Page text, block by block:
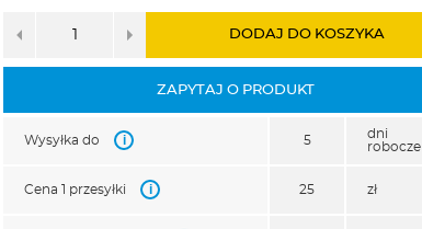
DODAJ DO KOSZYKA
ZAPYTAJ O PRODUKT
Wysyłka do i 5
dni
robocze
Cena 1 przesyłki i 25 zł